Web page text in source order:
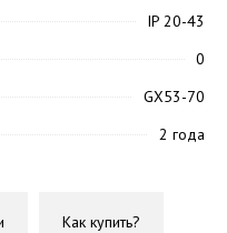
IP 20-43
0
GX53-70
2 года
Как купить?